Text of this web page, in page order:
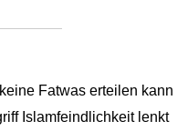
Fatwas erteilen kann
Islamfeindlichkeit lenkt